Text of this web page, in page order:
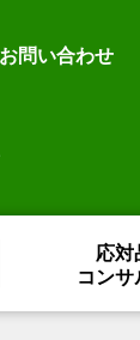
お問い合わせ
応対
コンサ